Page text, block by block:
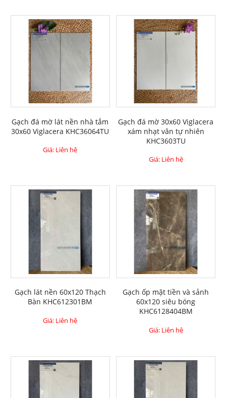
Gạch đá mờ lát nền nhà tắm
30x60 Viglacera KHC36064TU
Giá: Liên hệ
Gạch đá mờ 30x60 Viglacera
xám nhạt vân tự nhiên
KHC3603TU
Giá: Liên hệ
Gạch lát nền 60x120 Thạch
Bàn KHC612301BM
Giá: Liên hệ
Gạch ốp mặt tiền và sảnh
60x120 siêu bóng
KHC6128404BM
Giá: Liên hệ